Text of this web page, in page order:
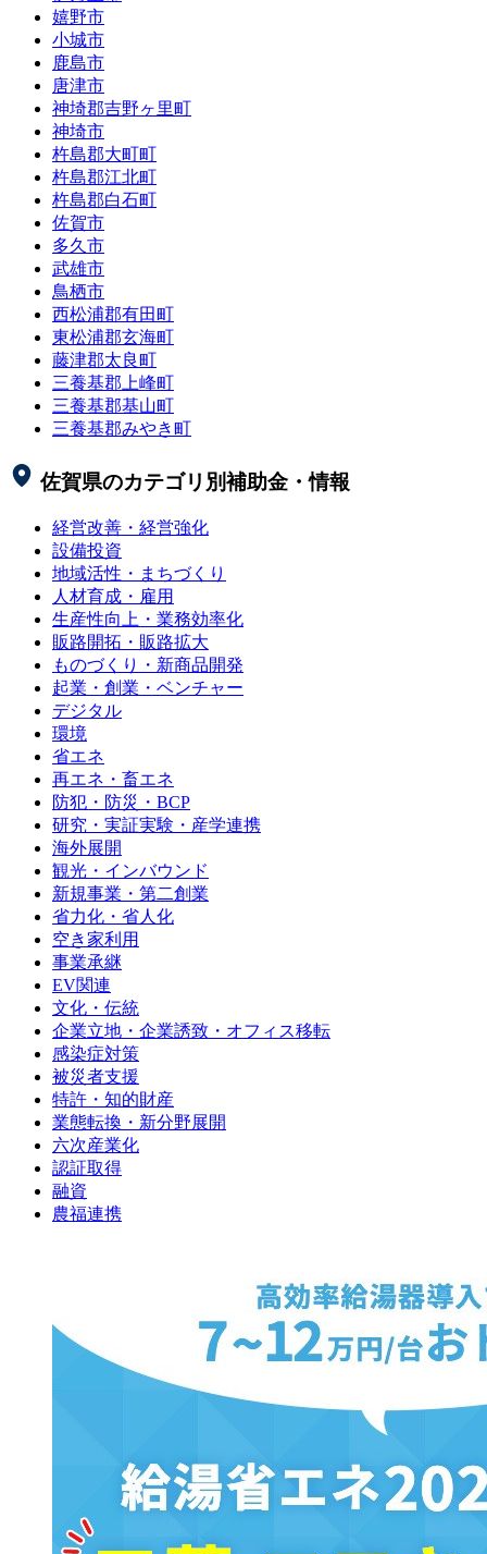
嬉野市
小城市
鹿島市
唐津市
神埼郡吉野ヶ里町
神埼市
杵島郡大町町
杵島郡江北町
杵島郡白石町
佐賀市
多久市
武雄市
鳥栖市
西松浦郡有田町
東松浦郡玄海町
藤津郡太良町
三養基郡上峰町
三養基郡基山町
三養基郡みやき町
佐賀県のカテゴリ別補助金・情報
経営改善・経営強化
設備投資
地域活性・まちづくり
人材育成・雇用
生産性向上・業務効率化
販路開拓・販路拡大
ものづくり・新商品開発
起業・創業・ベンチャー
デジタル
環境
省エネ
再エネ・畜エネ
防犯・防災・BCP
研究・実証実験・産学連携
海外展開
観光・インバウンド
新規事業・第二創業
省力化・省人化
空き家利用
事業承継
EV関連
文化・伝統
企業立地・企業誘致・オフィス移転
感染症対策
被災者支援
特許・知的財産
業態転換・新分野展開
六次産業化
認証取得
融資
農福連携